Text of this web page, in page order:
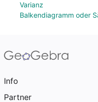
Varianz
Balkendiagramm oder
Info
Partner